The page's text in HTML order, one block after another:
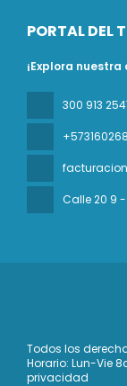
PORTAL DEL
¡Explora
300 913
Calle 20 9 -
Todos los
Horario: Lun-Vie
privacidad